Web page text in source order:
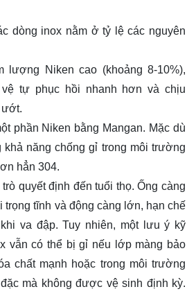
dòng inox nằm ở tỷ lệ các nguyên
lượng Niken cao (khoảng 8-10%),
tự phục hồi nhanh hơn và chịu
phần Niken bằng Mangan. Mặc dù
năng chống gỉ trong môi trường
hẳn 304.
quyết định đến tuổi thọ. Ống càng
trọng tĩnh và động càng lớn, hạn chế
va đập. Tuy nhiên, một lưu ý kỹ
vẫn có thể bị gỉ nếu lớp màng bảo
chất mạnh hoặc trong môi trường
mà không được vệ sinh định kỳ.